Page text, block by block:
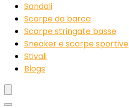
Sandali
Scarpe da barca
Scarpe stringate basse
Sneaker e scarpe sportive
Stivali
Blogs